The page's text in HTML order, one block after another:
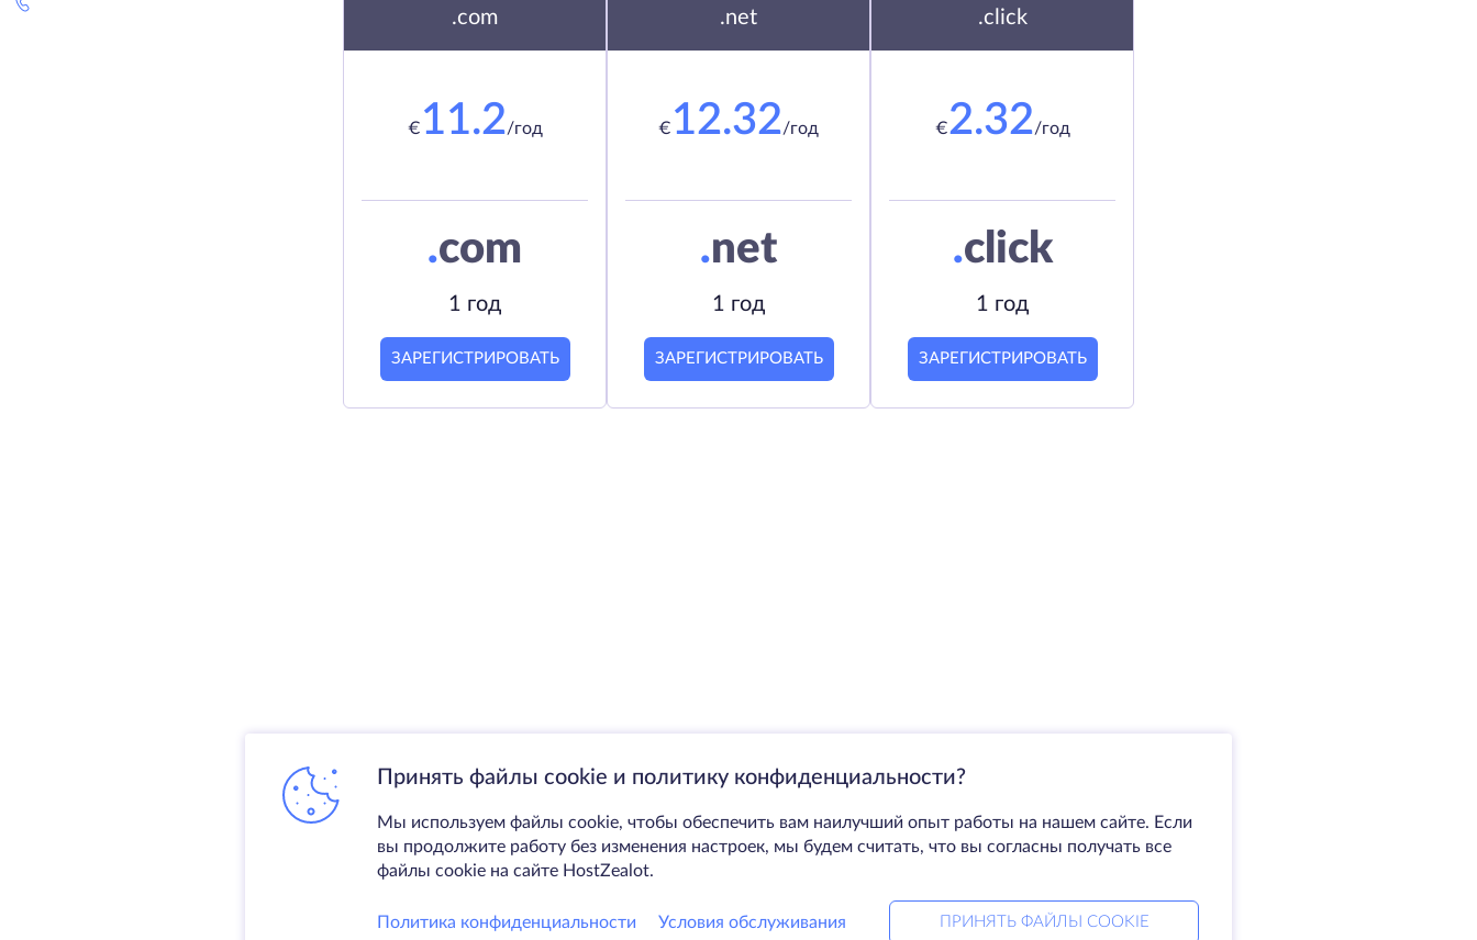
.com
€ 11.2/год
.com
1 год
ЗАРЕГИСТРИРОВАТЬ
.net
€ 12.32/год
.net
1 год
ЗАРЕГИСТРИРОВАТЬ
.click
€2.32/год
.click
1 год
ЗАРЕГИСТРИРОВАТЬ
Принять файлы cookie и политику конфиденциальности?
Мы используем файлы cookie, чтобы обеспечить вам наилучший опыт работы на нашем сайте. Если
вы продолжите работу без изменения настроек, мы будем считать, что вы согласны получать все
файлы cookie на сайте HostZealot.
Политика конфиденциальности Условия обслуживания ПРИНЯТЬ ФАЙЛЫ COOKIE